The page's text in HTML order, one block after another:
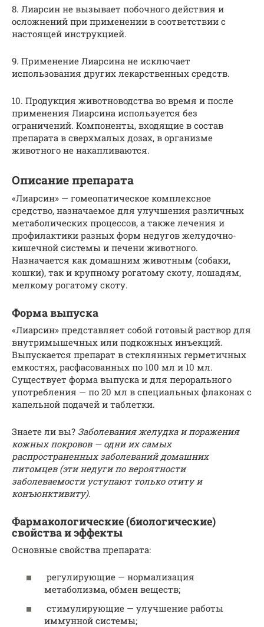
8. Лиарсин не вызывает побочного действия и
осложнений при применении в соответствии с
настоящей инструкцией.
9. Применение Лиарсина не исключает
использования других лекарственных средств.
10. Продукция животноводства во время и после
применения Лиарсина используется без
ограничений. Компоненты, входящие в состав
препарата в сверхмалых дозах, в организме
животного не накапливаются.
Описание препарата
«Лиарсин» — гомеопатическое комплексное
средство, назначаемое для улучшения различных
метаболических процессов, а также лечения и
профилактики разных форм недугов желудочно-
кишечной системы и печени животного.
Назначается как домашним животным (собаки,
кошки), так и крупному рогатому скоту, лошадям,
мелкому рогатому скоту.
Форма выпуска
«Лиарсин» представляет собой готовый раствор для
внутримышечных или подкожных инъекций.
Выпускается препарат в стеклянных герметичных
емкостях, расфасованных по 100 мл и 10 мл.
Существует форма выпуска и для перорального
употребления — по 20 мл в специальных флаконах с
капельной подачей и таблетки.
Знаете ли вы? Заболевания желудка и поражения
кожных покровов — одни их самых
распространенных заболеваний домашних
питомцев (эти недуги по вероятности
заболеваемости уступают только отиту и
конъюнктивиту).
Фармакологические (биологические)
свойства и эффекты
Основные свойства препарата:
регулирующие — нормализация
метаболизма, обмен веществ;
стимулирующие — улучшение работы
иммунной системы;